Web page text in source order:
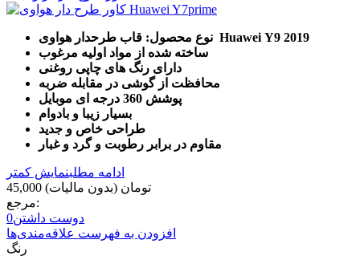
نوع محصول: قاب طرحدار هواوی Huawei Y9 2019
ساخته شده از مواد اولیه مرغوب
دارای رنگ های چاپی روغنی
محافظت از گوشی در مقابله ضربه
پوشش 360 درجه ای موبایل
بسیار زیبا و بادوام
طراحی خاص و جدید
مقاوم در برابر رطوبت و گرد و غبار
ادامه مطلبنمایش کمتر
45,000 تومان (بدون مالیات)
مرجع:
دوست داشتن0
افزودن به فهرست علاقه‌مندی‌ها
رنگ